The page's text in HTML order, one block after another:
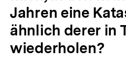
Jahren eine
ähnlich derer in
wiederholen?